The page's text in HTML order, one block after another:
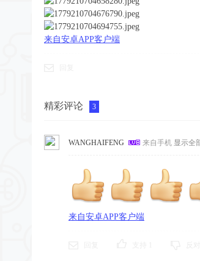
来自安卓APP客户端
精彩评论 3
WANGHAIFENG 来自手机 显示全
来自安卓APP客户端